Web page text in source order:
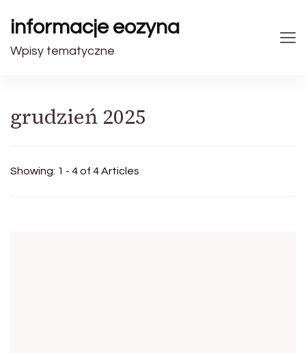
informacje eozyna
Wpisy tematyczne
grudzień 2025
Showing: 1 - 4 of 4 Articles